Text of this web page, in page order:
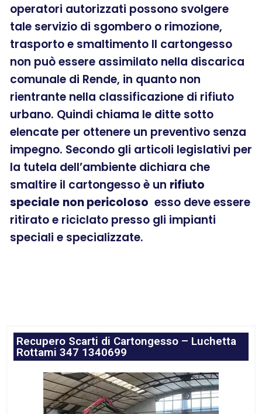
operatori autorizzati possono svolgere
tale servizio di sgombero o rimozione,
trasporto e smaltimento Il cartongesso
non può essere assimilato nella discarica
comunale di Rende, in quanto non
rientrante nella classificazione di rifiuto
urbano. Quindi chiama le ditte sotto
elencate per ottenere un preventivo senza
impegno. Secondo gli articoli legislativi per
la tutela dell’ambiente dichiara che
smaltire il cartongesso è un rifiuto
speciale non pericoloso esso deve essere
ritirato e riciclato presso gli impianti
speciali e specializzate.
Recupero Scarti di Cartongesso – Luchetta
Rottami 347 1340699